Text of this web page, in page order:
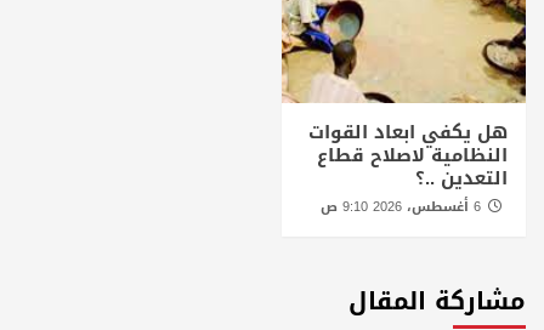
هل يكفي ابعاد القوات
النظامية لاصلاح قطاع
التعدين ..؟
مشاركة المقال